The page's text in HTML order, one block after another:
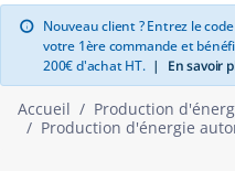
info Nouveau client ? Entrez le
votre 1ère commande et
200€ d'achat HT. | En savoir
Accueil
Production
Production d'énergie